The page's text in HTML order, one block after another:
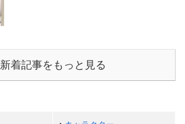
新着記事をもっと見る